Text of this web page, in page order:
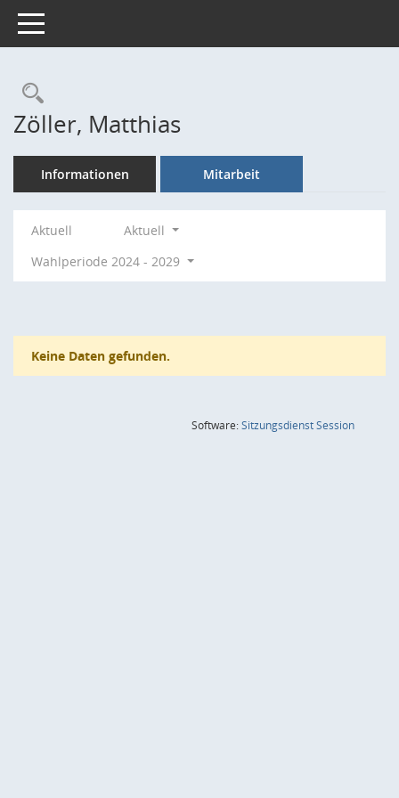
Toggle navigation
Rechercheauswahl
Zöller, Matthias
Informationen Mitarbeit
Aktuell
Aktuell
Wahlperiode 2024 - 2029
Keine Daten gefunden.
Software:SitzungsdienstSession(Wird in